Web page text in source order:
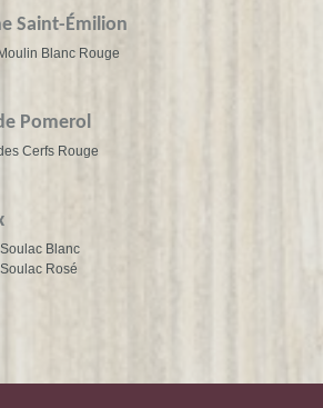
Saint-Émilion
Blanc Rouge
Pomerol
Cerfs Rouge
Blanc
Rosé